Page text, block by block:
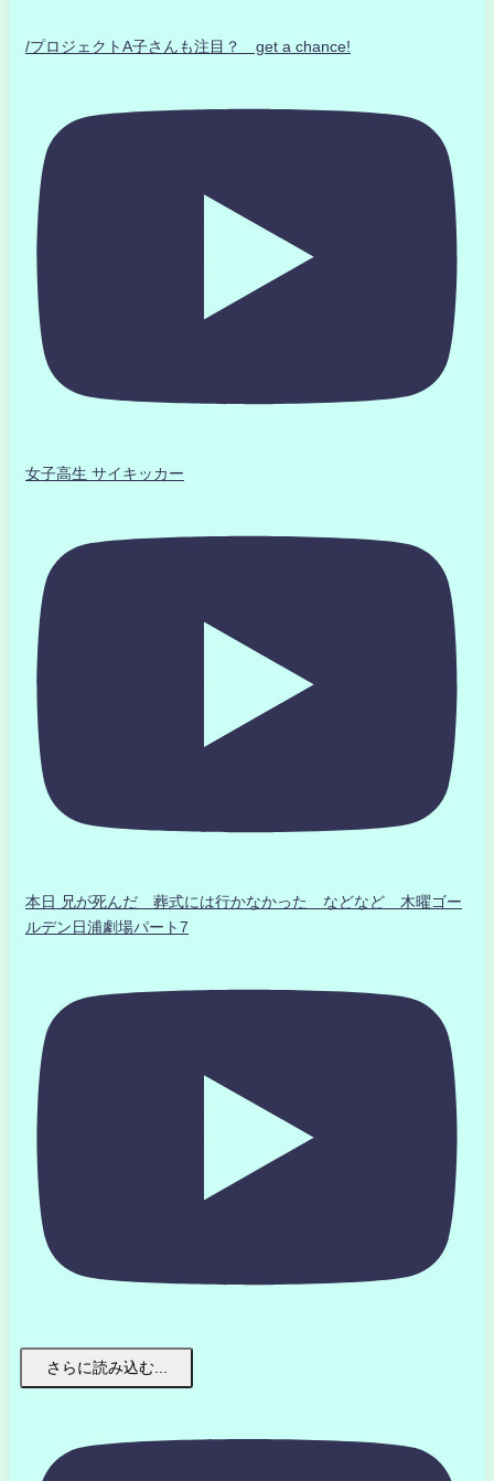
/プロジェクトA子さんも注目？ get a chance!
女子高生 サイキッカー
本日 兄が死んだ 葬式には行かなかった などなど 木曜ゴー
ルデン日浦劇場パート7
さらに読み込む...